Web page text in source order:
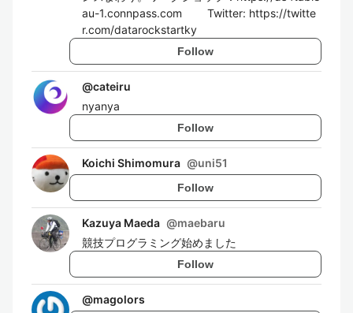
au-1.connpass.com Twitter: https://twitte
r.com/datarockstartky
Follow
@cateiru
nyanya
Follow
Koichi Shimomura @uni51
Follow
Kazuya Maeda @maebaru
競技プログラミング始めました
Follow
@magolors